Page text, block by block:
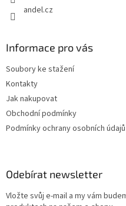
andel.cz
Informace pro vás
Soubory ke stažení
Kontakty
Jak nakupovat
Obchodní podmínky
Podmínky ochrany osobních údajů
Odebírat newsletter
Vložte svůj e-mail a my vám